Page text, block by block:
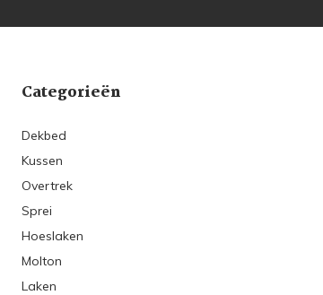
Categorieën
Dekbed
Kussen
Overtrek
Sprei
Hoeslaken
Molton
Laken